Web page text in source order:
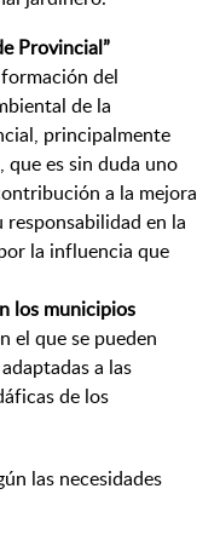
Provincial”
del
de la
principalmente
es sin duda uno
a la mejora
en la
la influencia que
los municipios
el que se pueden
a las
de los
las necesidades